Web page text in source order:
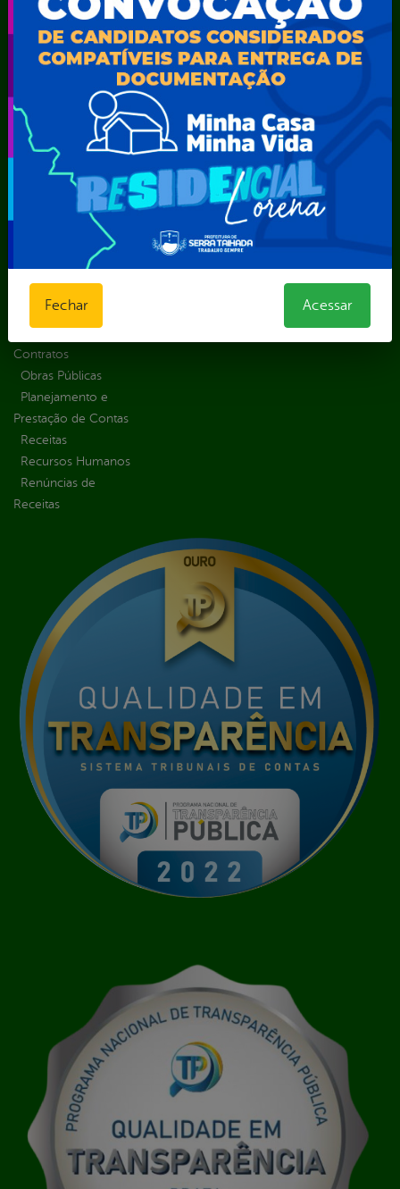
Educação
Saúde
Atos normativos
Central de Dúvidas
Convênios e
Transferências
Despesas
Diárias
Emendas
Inicio
LGPD e Governo
Digital
Contratos
Obras Públicas
Planejamento e
Prestação de Contas
Receitas
Recursos Humanos
Renúncias de
Receitas
solicitar
Consulte sua
Solicitação
Decretos
Formulários
Prazos e
Sic Físico
Solicitar
Solicitar um
pedido
Carta de
Serviços
E-sic
Ouvidoria
Portal Aldir
Blanc
Portal da
Transparência
Fechar Acessar